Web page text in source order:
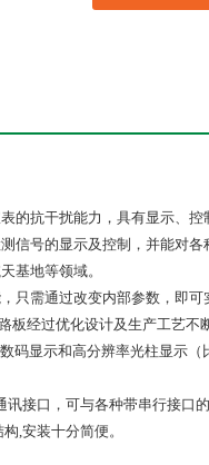
的抗干扰能力，具有显示、
信号的显示及控制，并能对
基地等领域。
只需通过改变内部参数，即
板经过优化设计及生产工艺
码显示和高分辨率光柱显示
接口，可与各种带串行接口
,安装十分简便。